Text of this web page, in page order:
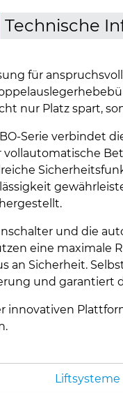
Technische
für
nur Platz spart,
Serie verbindet
und die
eine maximale
an Sicherheit.
und garantiert
Liftsysteme